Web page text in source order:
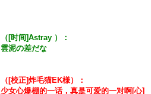
（[时间]Astray ）：
雲泥の差だな
（[校正]炸毛猫EK様）：
少女心爆棚的一话，真是可爱的一对啊[心]